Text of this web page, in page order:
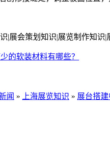
|展会策划知识|展览制作知识|
的软装材料有哪些？
闻 » 上海展览知识 » 展台搭